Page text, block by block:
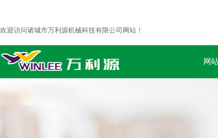
欢迎访问诸城市万利源机械科技有限公司网站！
网